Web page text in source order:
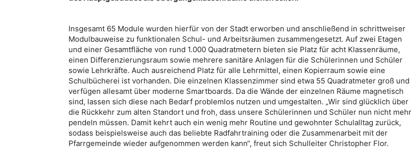
Insgesamt 65 Module wurden hierfür von der Stadt erworben und anschließend in schrittweiser
Modulbauweise zu funktionalen Schul- und Arbeitsräumen zusammengesetzt. Auf zwei Etagen
und einer Gesamtfläche von rund 1.000 Quadratmetern bieten sie Platz für acht Klassenräume,
einen Differenzierungsraum sowie mehrere sanitäre Anlagen für die Schülerinnen und Schüler
sowie Lehrkräfte. Auch ausreichend Platz für alle Lehrmittel, einen Kopierraum sowie eine
Schulbücherei ist vorhanden. Die einzelnen Klassenzimmer sind etwa 55 Quadratmeter groß und
verfügen allesamt über moderne Smartboards. Da die Wände der einzelnen Räume magnetisch
sind, lassen sich diese nach Bedarf problemlos nutzen und umgestalten. „Wir sind glücklich über
die Rückkehr zum alten Standort und froh, dass unsere Schülerinnen und Schüler nun nicht mehr
pendeln müssen. Damit kehrt auch ein wenig mehr Routine und gewohnter Schulalltag zurück,
sodass beispielsweise auch das beliebte Radfahrtraining oder die Zusammenarbeit mit der
Pfarrgemeinde wieder aufgenommen werden kann“, freut sich Schulleiter Christopher Flor.